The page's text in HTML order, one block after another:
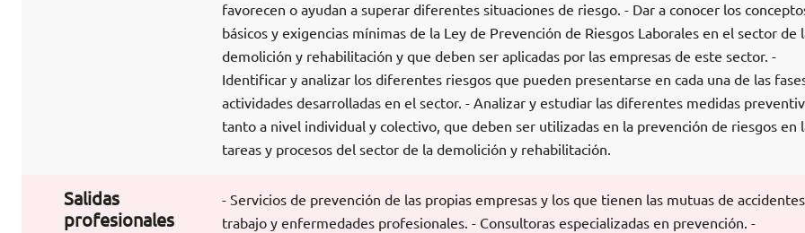
favorecen o ayudan a superar diferentes situaciones de riesgo. - Dar a conocer los
básicos y exigencias mínimas de la Ley de Prevención de Riesgos Laborales en el sector de
demolición y rehabilitación y que deben ser aplicadas por las empresas de este sector. -
Identificar y analizar los diferentes riesgos que pueden presentarse en cada una de las
actividades desarrolladas en el sector. - Analizar y estudiar las diferentes medidas
tanto a nivel individual y colectivo, que deben ser utilizadas en la prevención de riesgos en
tareas y procesos del sector de la demolición y rehabilitación.
Salidas
profesionales
- Servicios de prevención de las propias empresas y los que tienen las mutuas de
trabajo y enfermedades profesionales. - Consultoras especializadas en prevención. -